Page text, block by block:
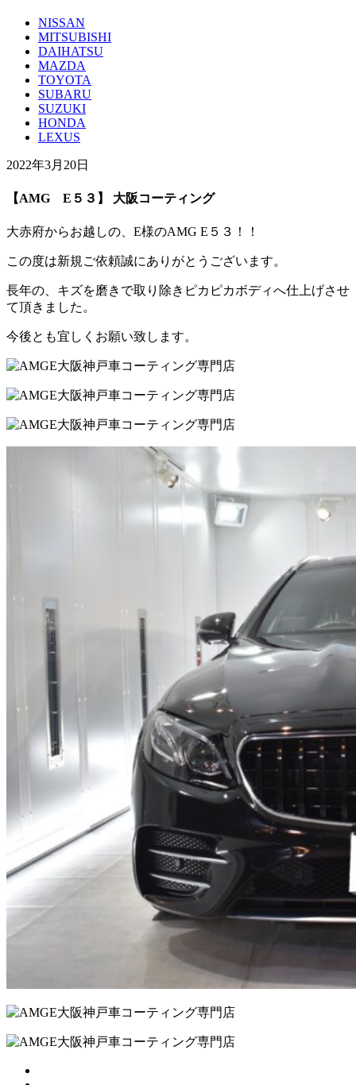
NISSAN
MITSUBISHI
DAIHATSU
MAZDA
TOYOTA
SUBARU
SUZUKI
HONDA
LEXUS
2022年3月20日
【AMG E５３】 大阪コーティング
大赤府からお越しの、E様のAMG E５３！！
この度は新規ご依頼誠にありがとうございます。
長年の、キズを磨きで取り除きピカピカボディへ仕上げさせ
て頂きました。
今後とも宜しくお願い致します。